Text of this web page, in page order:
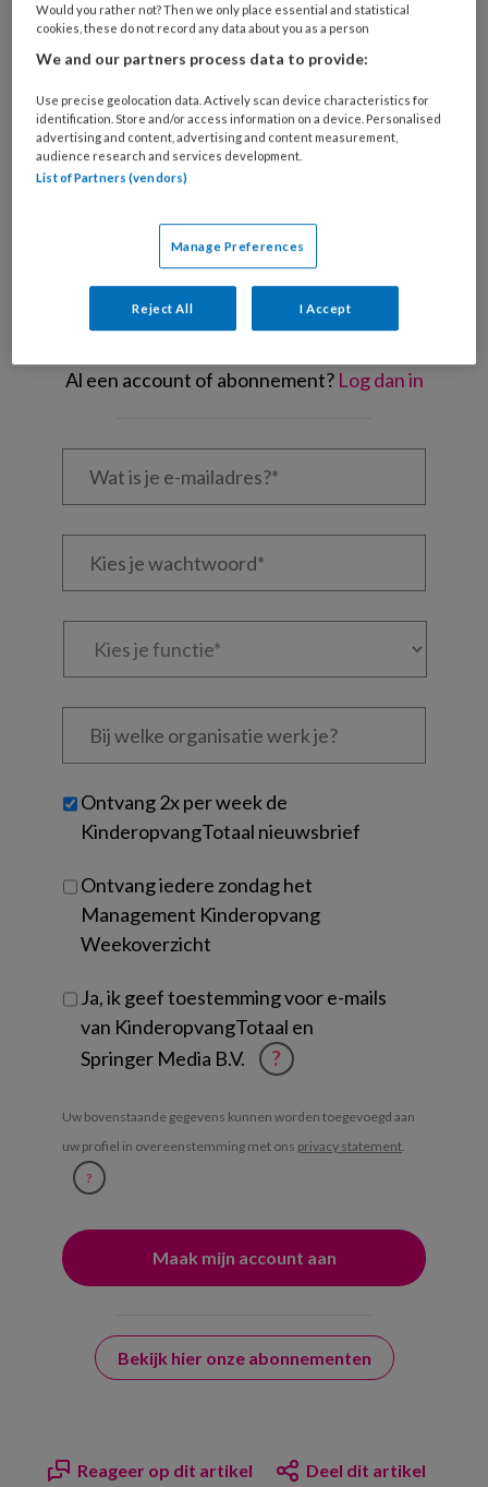
Foto: Abobestock/iulianvalentin
Wil je dit artikel lezen?
Maak gratis een account aan en lees 2
artikelen gratis per maand
Al een account of abonnement? Log dan in
Wat
Kies
Kies
Bij
welke
je?
Untitled
Ontvang 2x per week de
KinderopvangTotaal nieuwsbrief
Ontvang iedere zondag het
Management Kinderopvang
Weekoverzicht
Ja, ik geef toestemming voor e-mails
van KinderopvangTotaal en
Springer Media B.V.
?
Uw bovenstaande gegevens kunnen worden toegevoegd aan
uw profiel in overeenstemming met ons privacy statement.
?
Bekijk hier onze abonnementen
Reageer op dit artikel Deel dit artikel
Would you rather not? Then we only place essential and statistical
cookies, these do not record any data about you as a person
We and our partners process data to provide:
Use precise geolocation data. Actively scan device characteristics for
identification. Store and/or access information on a device. Personalised
advertising and content, advertising and content measurement,
audience research and services development.
List of Partners (vendors)
Manage Preferences
Reject All I Accept